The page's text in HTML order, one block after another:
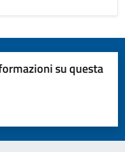
su questa
5